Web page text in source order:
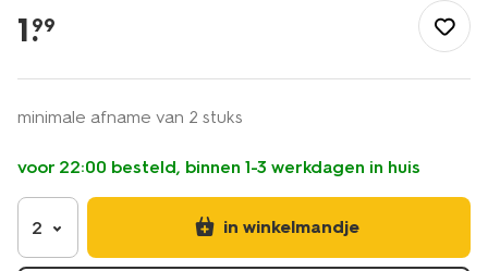
kantoor/papierwaren/memoblokken/memoblok-
navulling-
1.
99
minimale afname van 2 stuks
voor 22:00 besteld, binnen 1-3 werkdagen in huis
2 in winkelmandje